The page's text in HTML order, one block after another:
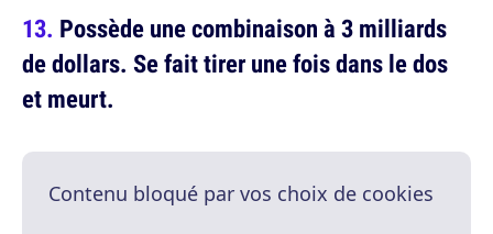
Possède une combinaison à 3 milliards
de dollars. Se fait tirer une fois dans le dos
et meurt.
Contenu bloqué par vos choix de cookies